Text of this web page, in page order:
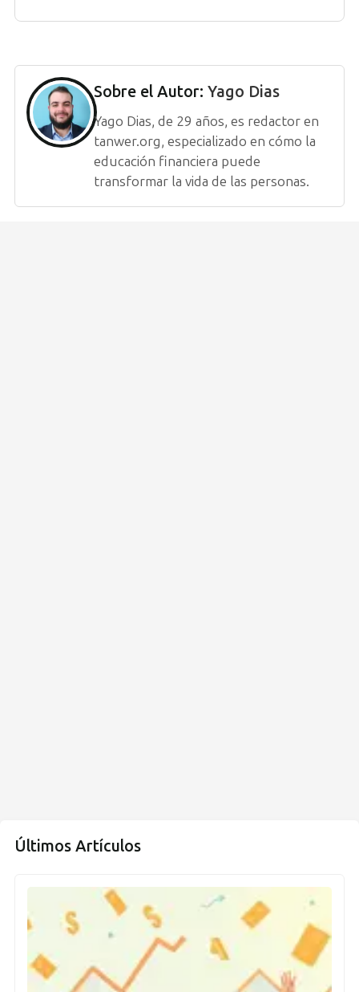
Sobre el Autor: Yago Dias
Yago Dias, de 29 años, es redactor en
tanwer.org, especializado en cómo la
educación financiera puede
transformar la vida de las personas.
Últimos Artículos